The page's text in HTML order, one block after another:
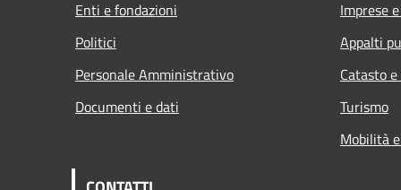
Enti e fondazioni
Politici
Personale Amministrativo
Documenti e dati
Imprese
Appalti
Catasto
Turismo
Mobilità